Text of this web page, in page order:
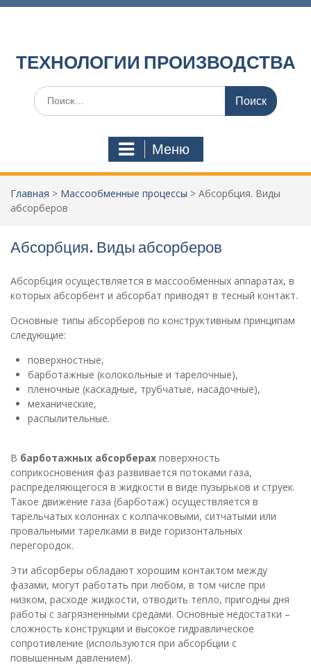
П
ТЕХНОЛОГИИ ПРОИЗВОДСТВА
И
с
Меню
Главная > Массообменные процессы > Абсорбция. Виды
абсорберов
Абсорбция. Виды абсорберов
Абсорбция осуществляется в массообменных аппаратах, в
которых абсорбент и абсорбат приводят в тесный контакт.
Основные типы абсорберов по конструктивным принципам
следующие:
поверхностные,
барботажные (колокольные и тарелочные),
пленочные (каскадные, трубчатые, насадочные),
механические,
распылительные.
В барботажных абсорберах поверхность
соприкосновения фаз развивается потоками газа,
распределяющегося в жидкости в виде пузырьков и струек.
Такое движение газа (барботаж) осуществляется в
тарельчатых колоннах с колпачковыми, ситчатыми или
провальными тарелками в виде горизонтальных
перегородок.
Эти абсорберы обладают хорошим контактом между
фазами, могут работать при любом, в том числе при
низком, расходе жидкости, отводить тепло, пригодны дня
работы с загрязненными средами. Основные недостатки –
сложность конструкции и высокое гидравлическое
сопротивление (используются при абсорбции с
повышенным давлением).